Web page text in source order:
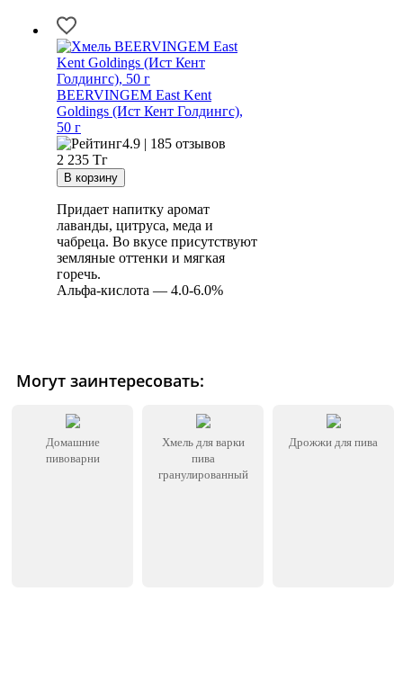
BEERVINGEM East Kent
Goldings (Ист Кент Голдингс),
50 г
4.9 | 185 отзывов
2 235 Тг
Придает напитку аромат
лаванды, цитруса, меда и
чабреца. Во вкусе присутствуют
земляные оттенки и мягкая
горечь.
Альфа-кислота — 4.0-6.0%
Могут заинтересовать:
Домашние
пивоварни
Хмель для варки
пива
гранулированный
Дрожжи для пива